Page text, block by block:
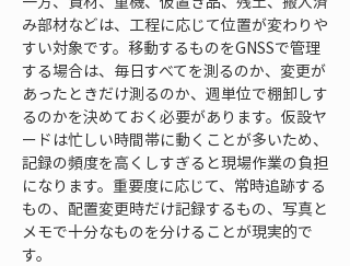
み部材などは、工程に応じて位置が変わりや
すい対象です。移動するものをGNSSで管理
する場合は、毎日すべてを測るのか、変更が
あったときだけ測るのか、週単位で棚卸しす
るのかを決めておく必要があります。仮設ヤ
ードは忙しい時間帯に動くことが多いため、
記録の頻度を高くしすぎると現場作業の負担
になります。重要度に応じて、常時追跡する
もの、配置変更時だけ記録するもの、写真と
メモで十分なものを分けることが現実的で
す。